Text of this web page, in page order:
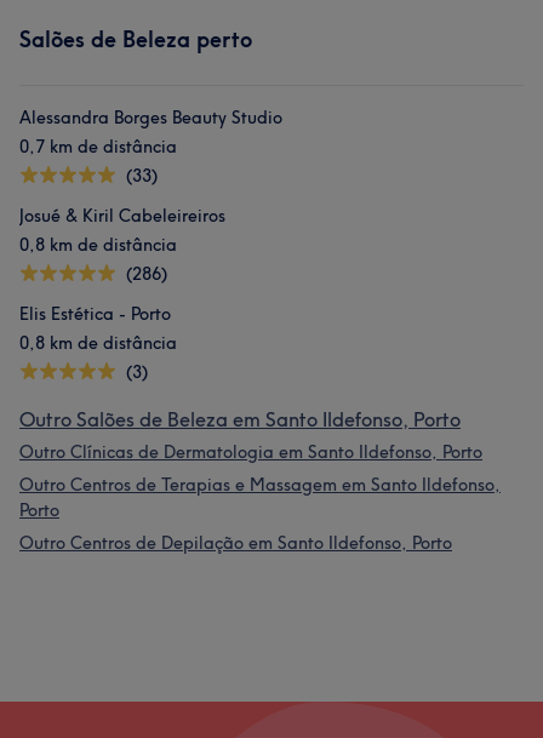
Salões de Beleza perto
Alessandra Borges Beauty Studio
0,7 km de distância
(33)
Josué & Kiril Cabeleireiros
0,8 km de distância
(286)
Elis Estética - Porto
0,8 km de distância
(3)
Outro Salões de Beleza em Santo Ildefonso, Porto
Outro Clínicas de Dermatologia em Santo Ildefonso, Porto
Outro Centros de Terapias e Massagem em Santo Ildefonso,
Porto
Outro Centros de Depilação em Santo Ildefonso, Porto